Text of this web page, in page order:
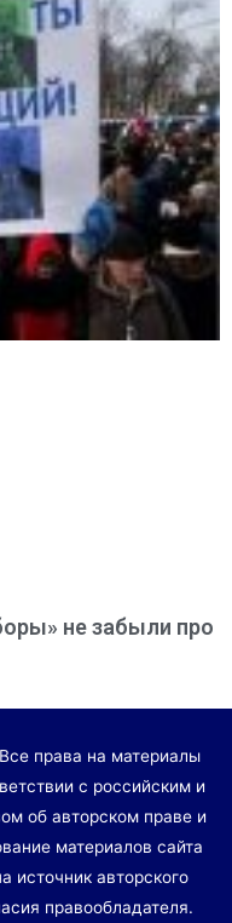
не забыли про
права на материалы
с российским и
об авторском праве и
материалов сайта
источник авторского
правообладателя.